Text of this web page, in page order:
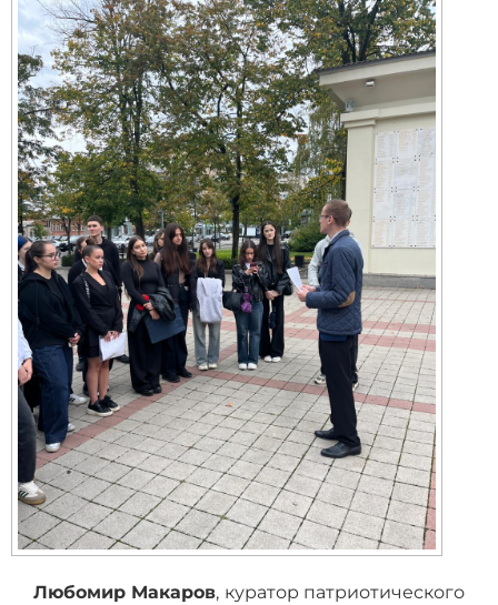
Любомир Макаров, куратор патриотического